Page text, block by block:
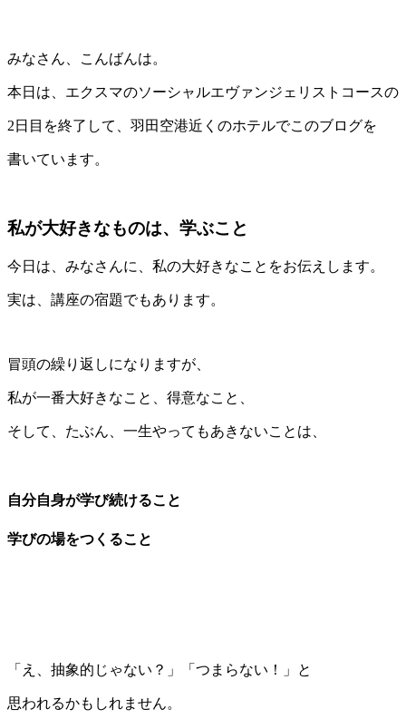
みなさん、こんばんは。
本日は、エクスマのソーシャルエヴァンジェリストコースの
2日目を終了して、羽田空港近くのホテルでこのブログを
書いています。
私が大好きなものは、学ぶこと
今日は、みなさんに、私の大好きなことをお伝えします。
実は、講座の宿題でもあります。
冒頭の繰り返しになりますが、
私が一番大好きなこと、得意なこと、
そして、たぶん、一生やってもあきないことは、
自分自身が学び続けること
学びの場をつくること
「え、抽象的じゃない？」「つまらない！」と
思われるかもしれません。